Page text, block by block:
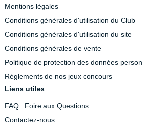
Mentions légales
Conditions générales d'utilisation du Club
Conditions générales d'utilisation du site
Conditions générales de vente
Politique de protection des données
Règlements de nos jeux concours
Liens utiles
FAQ : Foire aux Questions
Contactez-nous